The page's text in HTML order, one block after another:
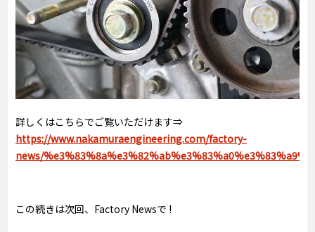
詳しくはこちらでご覧いただけます⇒
https://www.nakamuraengineering.com/factory-
news/
この続きは次回、Factory Newsで !